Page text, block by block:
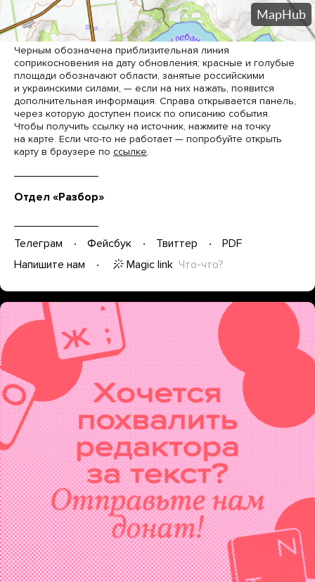
Черным обозначена приблизительная линия
соприкосновения на дату обновления; красные и голубые
площади обозначают области, занятые российскими
и украинскими силами, — если на них нажать, появится
дополнительная информация. Справа открывается панель,
через которую доступен поиск по описанию события.
Чтобы получить ссылку на источник, нажмите на точку
на карте. Если что-то не работает — попробуйте открыть
карту в браузере по ссылке.
Отдел «Разбор»
Телеграм Фейсбук Твиттер
PDF
Напишите нам
Magic link Что-что?